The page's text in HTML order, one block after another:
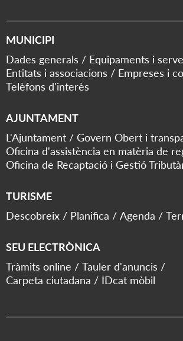
MUNICIPI
Dades generals
Equipaments i
Entitats i associacions
Empreses i
Telèfons d'interès
AJUNTAMENT
L'Ajuntament
Govern Obert i
Oficina d'assistència en matèria de
Oficina de Recaptació i Gestió
TURISME
Descobreix
Planifica Agenda
SEU ELECTRÒNICA
Tràmits online
Tauler d'anuncis
Carpeta ciutadana
IDcat mòbil